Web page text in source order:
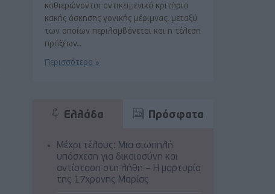
καθιερώνονται αντικειμενικά κριτήρια
κακής άσκησης γονικής μέριμνας, μεταξύ
των οποίων περιλαμβάνεται και η τέλεση
πράξεων..
Περισσότερα »
Ελλάδα Πρόσφατα
Μέχρι τέλους: Μια σιωπηλή
υπόσχεση για δικαιοσύνη και
αντίσταση στη λήθη – Η μαρτυρία
της 17χρονης Μαρίας